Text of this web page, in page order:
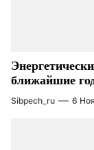
ближайшие
Sibpech_ru 6